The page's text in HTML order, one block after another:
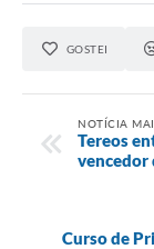
GOSTEI
NOTÍCIA
Tereos
vencedor
Curso de